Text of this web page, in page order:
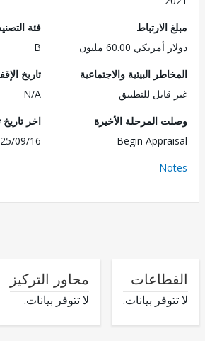
60.00 مليون
فئة التصنيف البيئي
البيئية والاجتماعية
للتطبيق
تاريخ الإقفال
المرحلة الأخيرة
Begin
اخر تاريخ تحديث
2025/09/16
بيانات.
محاور التركيز
لا تتوفر بيانات.